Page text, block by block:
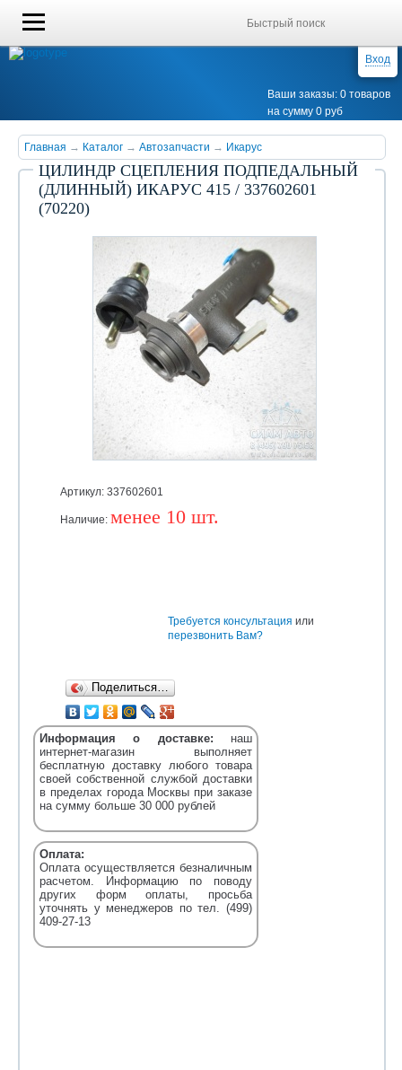
Вход
Ваши заказы: 0 товаров
на сумму 0 руб
Главная → Каталог → Автозапчасти → Икарус
ЦИЛИНДР СЦЕПЛЕНИЯ ПОДПЕДАЛЬНЫЙ
(ДЛИННЫЙ) ИКАРУС 415 / 337602601
(70220)
Артикул: 337602601
Наличие: менее 10 шт.
Поделиться…
Требуется консультация или
перезвонить Вам?
Информация о доставке: наш
интернет-магазин выполняет
бесплатную доставку любого товара
своей собственной службой доставки
в пределах города Москвы при заказе
на сумму больше 30 000 рублей
Оплата:
Оплата осуществляется безналичным
расчетом. Информацию по поводу
других форм оплаты, просьба
уточнять у менеджеров по тел. (499)
409-27-13